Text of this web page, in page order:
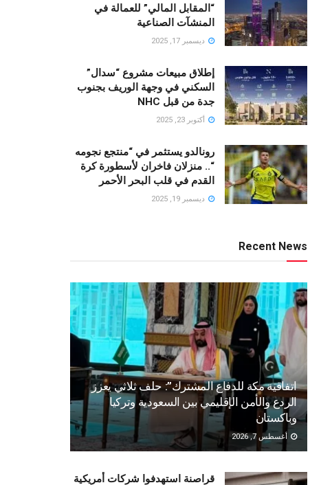
“المقابل المالي” للعمالة في
المنشآت الصناعية
ديسمبر 17, 2025
إطلاق مبيعات مشروع “سدال”
السكني في وجهة الوريف بجنوب
جدة من قبل NHC
أكتوبر 23, 2025
رونالدو يستثمر في “منتجع نجومه
“.. منزلان فاخران لأسطورة كرة
القدم في قلب البحر الأحمر
ديسمبر 19, 2025
Recent News
اتفاقية مكة للدفاع المشترك”: حلف ثلاثي يعزز
الردع والأمن الإقليمي بين السعودية وتركيا
وباكستان
أغسطس 7, 2026
قراصنة استهدفوا شركات أمريكية